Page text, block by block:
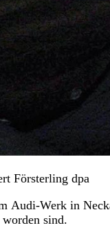
Försterling dpa
Audi-Werk in
sind.